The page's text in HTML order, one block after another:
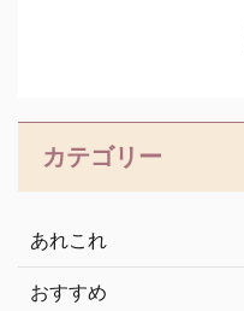
カテゴリー
あれこれ
おすすめ